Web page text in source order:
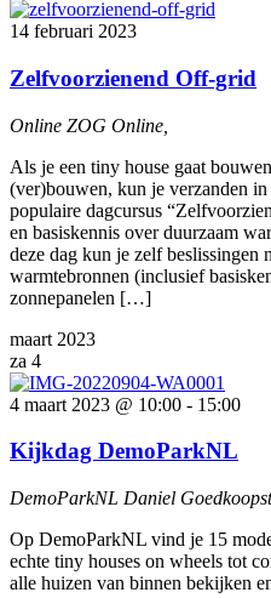
14 februari 2023
Zelfvoorzienend Off-grid
Online ZOG Online,
Als je een tiny house gaat
(ver)bouwen, kun je verzanden
populaire dagcursus
en basiskennis over duurzaam
deze dag kun je zelf beslissingen
warmtebronnen (inclusief
zonnepanelen […]
maart 2023
za 4
4 maart 2023 @ 10:00 - 15:00
Kijkdag DemoParkNL
DemoParkNL Daniel
Op DemoParkNL vind je 15
echte tiny houses on wheels tot
alle huizen van binnen bekijken